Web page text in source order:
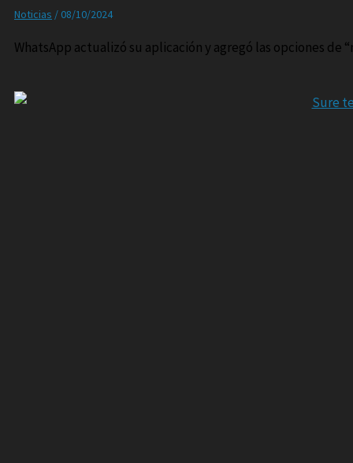
Noticias / 08/10/2024
WhatsApp actualizó su aplicación y agregó las opciones